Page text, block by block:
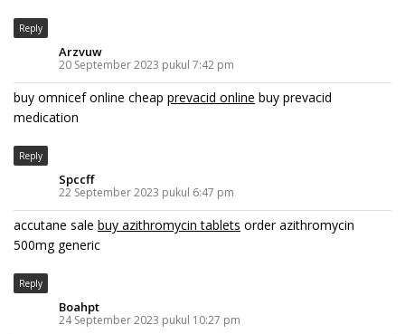
Reply
Arzvuw
20 September 2023 pukul 7:42 pm
buy omnicef online cheap prevacid online buy prevacid
medication
Reply
Spccff
22 September 2023 pukul 6:47 pm
accutane sale buy azithromycin tablets order azithromycin
500mg generic
Reply
Boahpt
24 September 2023 pukul 10:27 pm